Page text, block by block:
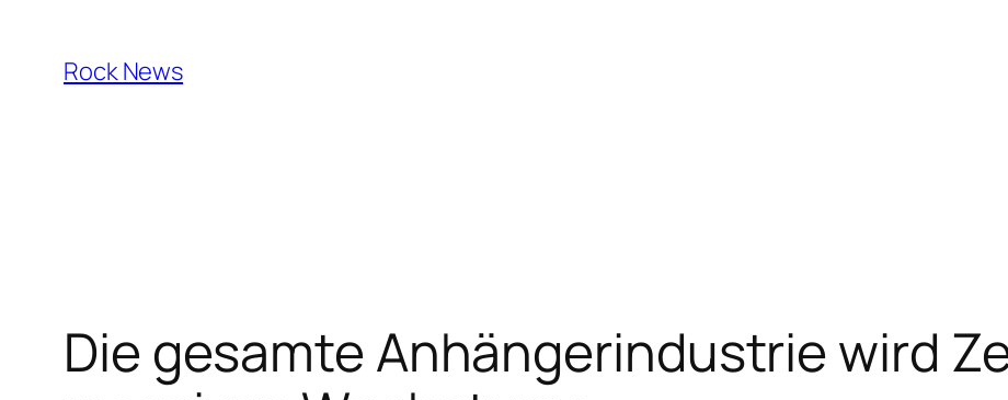
content
Rock News
Die gesamte Anhängerindustrie wird